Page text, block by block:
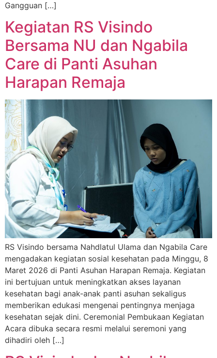
Gangguan […]
Kegiatan RS Visindo
Bersama NU dan Ngabila
Care di Panti Asuhan
Harapan Remaja
RS Visindo bersama Nahdlatul Ulama dan Ngabila Care
mengadakan kegiatan sosial kesehatan pada Minggu, 8
Maret 2026 di Panti Asuhan Harapan Remaja. Kegiatan
ini bertujuan untuk meningkatkan akses layanan
kesehatan bagi anak-anak panti asuhan sekaligus
memberikan edukasi mengenai pentingnya menjaga
kesehatan sejak dini. Ceremonial Pembukaan Kegiatan
Acara dibuka secara resmi melalui seremoni yang
dihadiri oleh […]